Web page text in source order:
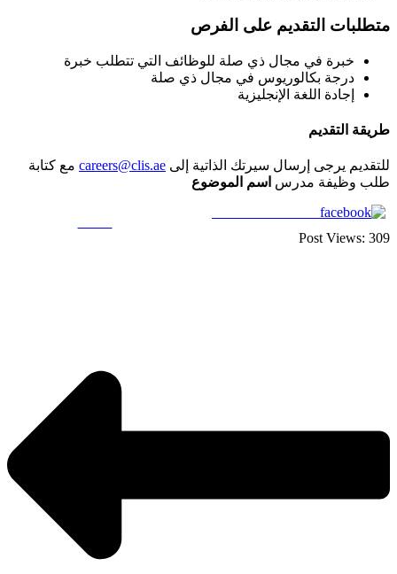
متطلبات التقديم على الفرص
خبرة في مجال ذي صلة للوظائف التي تتطلب خبرة
درجة بكالوريوس في مجال ذي صلة
إجادة اللغة الإنجليزية
طريقة التقديم
للتقديم يرجى إرسال سيرتك الذاتية إلى careers@clis.ae مع كتابة
طلب وظيفة مدرس اسم الموضوع
Post Views: 309